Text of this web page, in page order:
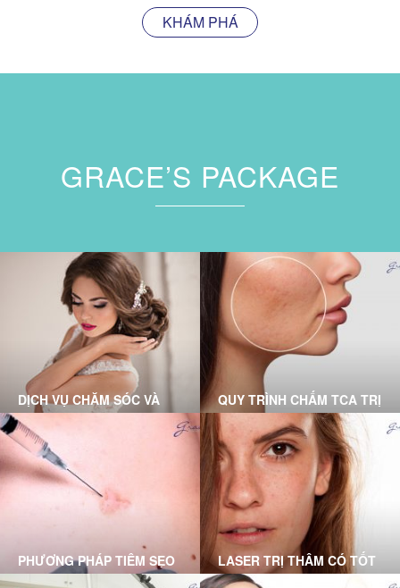
KHÁM PHÁ
GRACE’S PACKAGE
DỊCH VỤ CHĂM SÓC VÀ
ĐIỀU TRỊ TẠI PHÒNG
KHÁM DA LIỄU GRACE
SKINCARE CLINIC
QUY TRÌNH CHẤM TCA TRỊ
SẸO RỖ CHUẨN Y KHOA
TẠI GRACE SKINCARE
CLINIC
PHƯƠNG PHÁP TIÊM SẸO
LỒI DO BÁC SĨ DA LIỄU
LASER TRỊ THÂM CÓ TỐT
KHÔNG? DƯỚI ĐÂY LÀ